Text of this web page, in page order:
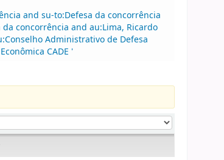
and su-to:Defesa da concorrência
concorrência and au:Lima, Ricardo
Administrativo de Defesa
CADE '